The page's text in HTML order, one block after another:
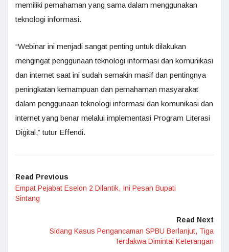
memiliki pemahaman yang sama dalam menggunakan
teknologi informasi.
“Webinar ini menjadi sangat penting untuk dilakukan
mengingat penggunaan teknologi informasi dan komunikasi
dan internet saat ini sudah semakin masif dan pentingnya
peningkatan kemampuan dan pemahaman masyarakat
dalam penggunaan teknologi informasi dan komunikasi dan
internet yang benar melalui implementasi Program Literasi
Digital,” tutur Effendi.
Read Previous
Empat Pejabat Eselon 2 Dilantik, Ini Pesan Bupati
Sintang
Read Next
Sidang Kasus Pengancaman SPBU Berlanjut, Tiga
Terdakwa Dimintai Keterangan